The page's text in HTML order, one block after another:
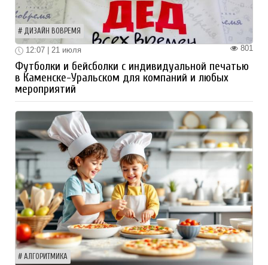
ДИЗАЙН ВОВРЕМЯ
801
12:07 | 21 июля
Футболки и бейсболки с индивидуальной печатью
в Каменске-Уральском для компаний и любых
мероприятий
АЛГОРИТМИКА